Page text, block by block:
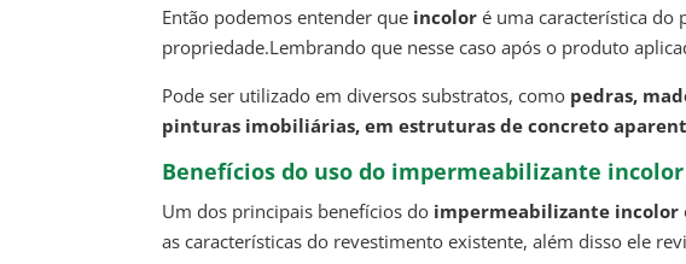
Então podemos entender que incolor é uma característica do
propriedade.Lembrando que nesse caso após o produto
Pode ser utilizado em diversos substratos, como pedras,
pinturas imobiliárias, em estruturas de concreto
Benefícios do uso do impermeabilizante
Um dos principais benefícios do impermeabilizante incolor
as características do revestimento existente, além disso ele